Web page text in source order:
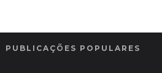
PUBLICAÇÕES POPULARES